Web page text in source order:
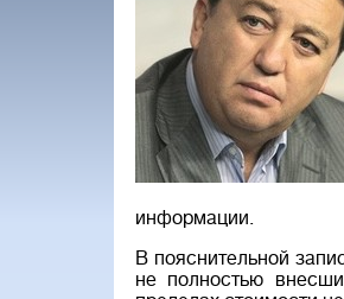
информации.
В пояснительной
не полностью